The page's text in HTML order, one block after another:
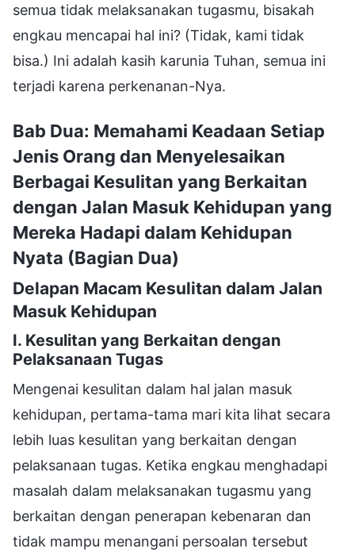
semua tidak melaksanakan tugasmu, bisakah
engkau mencapai hal ini? (Tidak, kami tidak
bisa.) Ini adalah kasih karunia Tuhan, semua ini
terjadi karena perkenanan-Nya.
Bab Dua: Memahami Keadaan Setiap
Jenis Orang dan Menyelesaikan
Berbagai Kesulitan yang Berkaitan
dengan Jalan Masuk Kehidupan yang
Mereka Hadapi dalam Kehidupan
Nyata (Bagian Dua)
Delapan Macam Kesulitan dalam Jalan
Masuk Kehidupan
I. Kesulitan yang Berkaitan dengan
Pelaksanaan Tugas
Mengenai kesulitan dalam hal jalan masuk
kehidupan, pertama-tama mari kita lihat secara
lebih luas kesulitan yang berkaitan dengan
pelaksanaan tugas. Ketika engkau menghadapi
masalah dalam melaksanakan tugasmu yang
berkaitan dengan penerapan kebenaran dan
tidak mampu menangani persoalan tersebut